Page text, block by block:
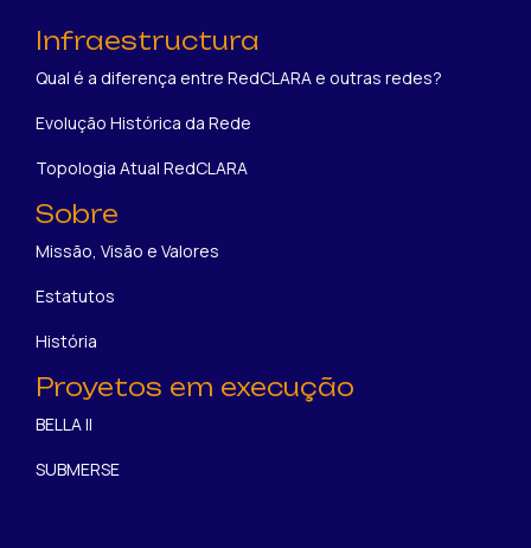
Infraestructura
Qual é a diferença entre RedCLARA e outras redes?
Evolução Histórica da Rede
Topologia Atual RedCLARA
Sobre
Missão, Visão e Valores
Estatutos
História
Proyetos em execução
BELLA II
SUBMERSE